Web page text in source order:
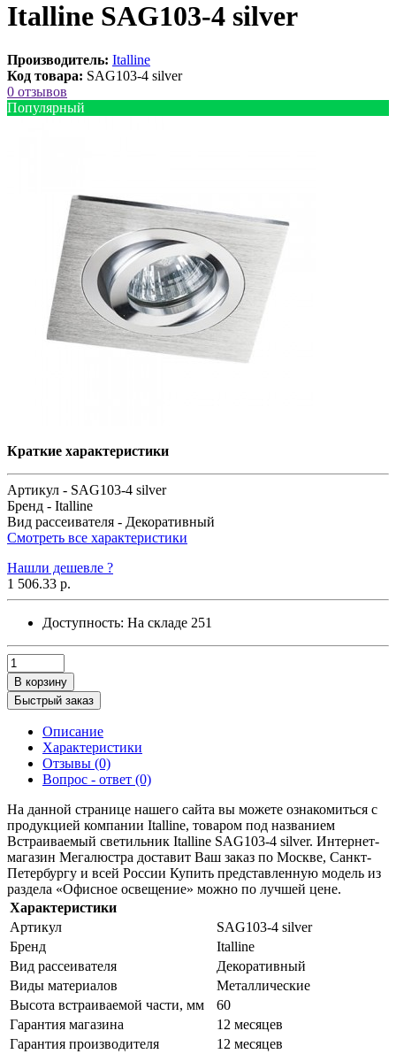
Italline SAG103-4 silver
Производитель: Italline
Код товара: SAG103-4 silver
0 отзывов
Популярный
Краткие характеристики
Артикул - SAG103-4 silver
Бренд - Italline
Вид рассеивателя - Декоративный
Смотреть все характеристики
Нашли дешевле ?
1 506.33 р.
Доступность: На складе 251
В корзину
Быстрый заказ
Описание
Характеристики
Отзывы (0)
Вопрос - ответ (0)
На данной странице нашего сайта вы можете ознакомиться с
продукцией компании Italline, товаром под названием
Встраиваемый светильник Italline SAG103-4 silver. Интернет-
магазин Мегалюстра доставит Ваш заказ по Москве, Санкт-
Петербургу и всей России Купить представленную модель из
раздела «Офисное освещение» можно по лучшей цене.
Характеристики
Артикул
SAG103-4 silver
Бренд
Italline
Вид рассеивателя
Декоративный
Виды материалов
Металлические
Высота встраиваемой части, мм
60
Гарантия магазина
12 месяцев
Гарантия производителя
12 месяцев